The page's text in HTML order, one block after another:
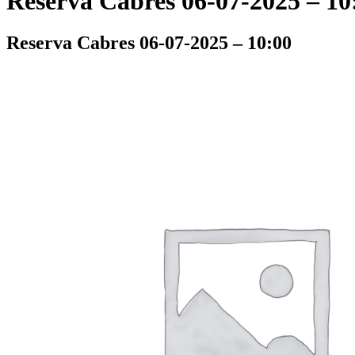
Reserva Cabres 06-07-2025 – 10:00